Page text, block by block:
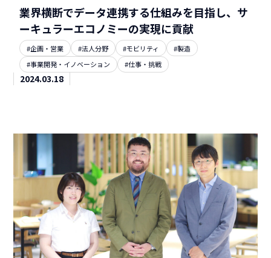
業界横断でデータ連携する仕組みを目指し、サ
ーキュラーエコノミーの実現に貢献
#企画・営業 #法人分野 #モビリティ
#製造
#事業開発・イノベーション
#仕事・挑戦
2024.03.18